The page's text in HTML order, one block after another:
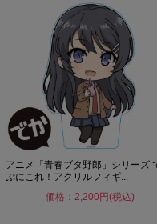
アニメ「青春ブタ野郎」シリーズ
ぷにこれ！アクリルフィギ...
価格：2,200円(税込)